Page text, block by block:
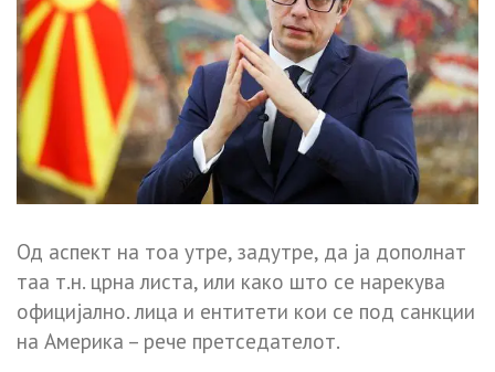
Од аспект на тоа утре, задутре, да ја дополнат
таа т.н. црна листа, или како што се нарекува
официјално. лица и ентитети кои се под санкции
на Америка – рече претседателот.